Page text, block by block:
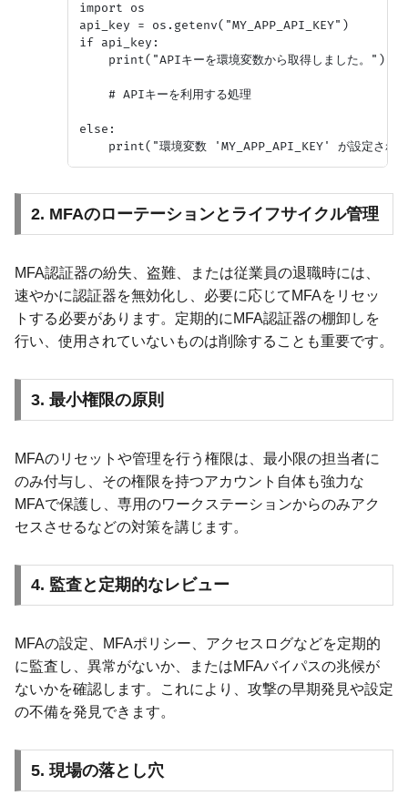
import os
api_key = os.getenv("MY_APP_API_KEY")
if api_key:
    print("APIキーを環境変数から取得しました。")
    # APIキーを利用する処理
else:
2. MFAのローテーションとライフサイクル管理
MFA認証器の紛失、盗難、または従業員の退職時には、
速やかに認証器を無効化し、必要に応じてMFAをリセッ
トする必要があります。定期的にMFA認証器の棚卸しを
行い、使用されていないものは削除することも重要です。
3. 最小権限の原則
MFAのリセットや管理を行う権限は、最小限の担当者に
のみ付与し、その権限を持つアカウント自体も強力な
MFAで保護し、専用のワークステーションからのみアク
セスさせるなどの対策を講じます。
4. 監査と定期的なレビュー
MFAの設定、MFAポリシー、アクセスログなどを定期的
に監査し、異常がないか、またはMFAバイパスの兆候が
ないかを確認します。これにより、攻撃の早期発見や設定
の不備を発見できます。
5. 現場の落とし穴